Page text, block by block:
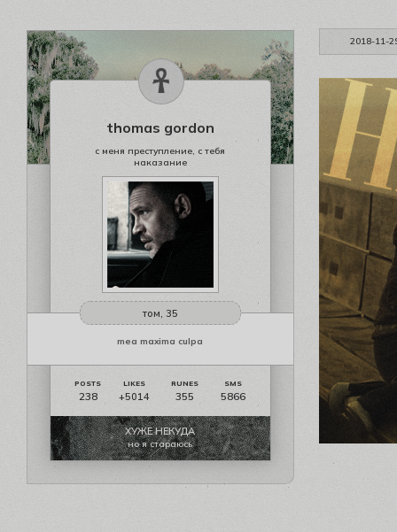
2018-11-
thomas gordon
с меня преступление, с тебя
наказание
том, 35
mea maxima culpa
238 +5014 355 5866
ХУЖЕ НЕКУДА
но я стараюсь